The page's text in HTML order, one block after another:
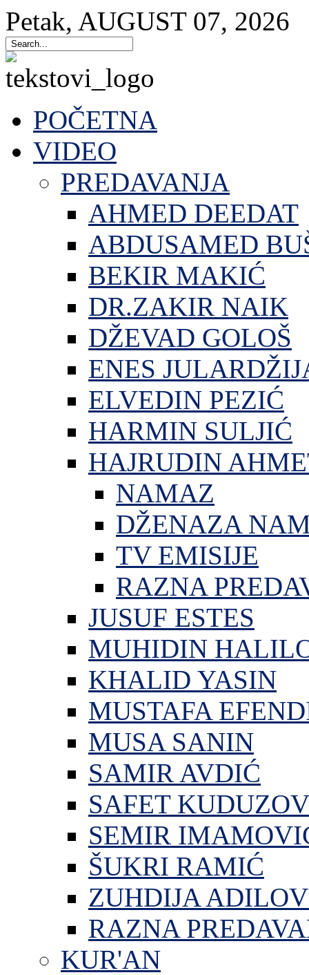
Petak, AUGUST 07, 2026
POČETNA
VIDEO
PREDAVANJA
AHMED DEEDAT
ABDUSAMED
BEKIR MAKIĆ
DR.ZAKIR NAIK
DŽEVAD GOLOŠ
ENES
ELVEDIN PEZIĆ
HARMIN SULJIĆ
HAJRUDIN
NAMAZ
DŽENAZA
TV EMISIJE
RAZNA
JUSUF ESTES
MUHIDIN
KHALID YASIN
MUSTAFA
MUSA SANIN
SAMIR AVDIĆ
SAFET
SEMIR
ŠUKRI RAMIĆ
ZUHDIJA
RAZNA
KUR'AN